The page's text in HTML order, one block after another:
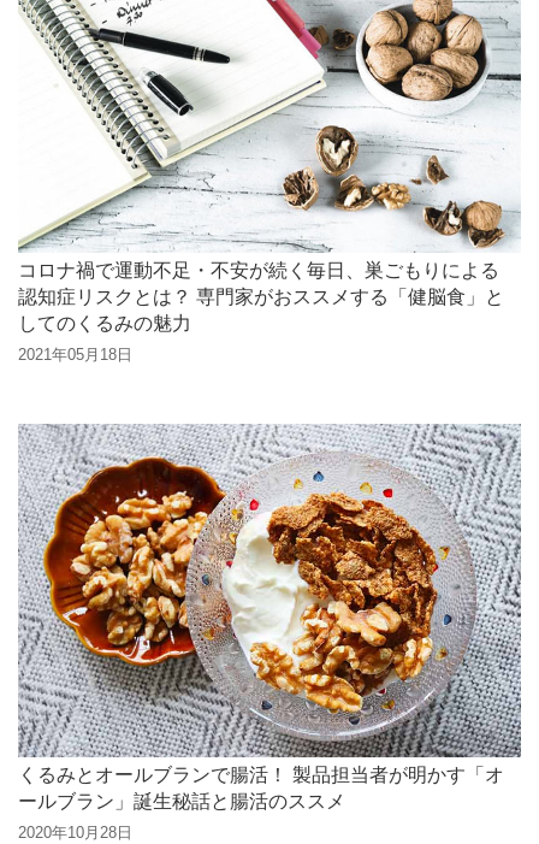
コロナ禍で運動不足・不安が続く毎日、巣ごもりによる
認知症リスクとは？ 専門家がおススメする「健脳食」と
してのくるみの魅力
2021年05月18日
くるみとオールブランで腸活！ 製品担当者が明かす「オ
ールブラン」誕生秘話と腸活のススメ
2020年10月28日